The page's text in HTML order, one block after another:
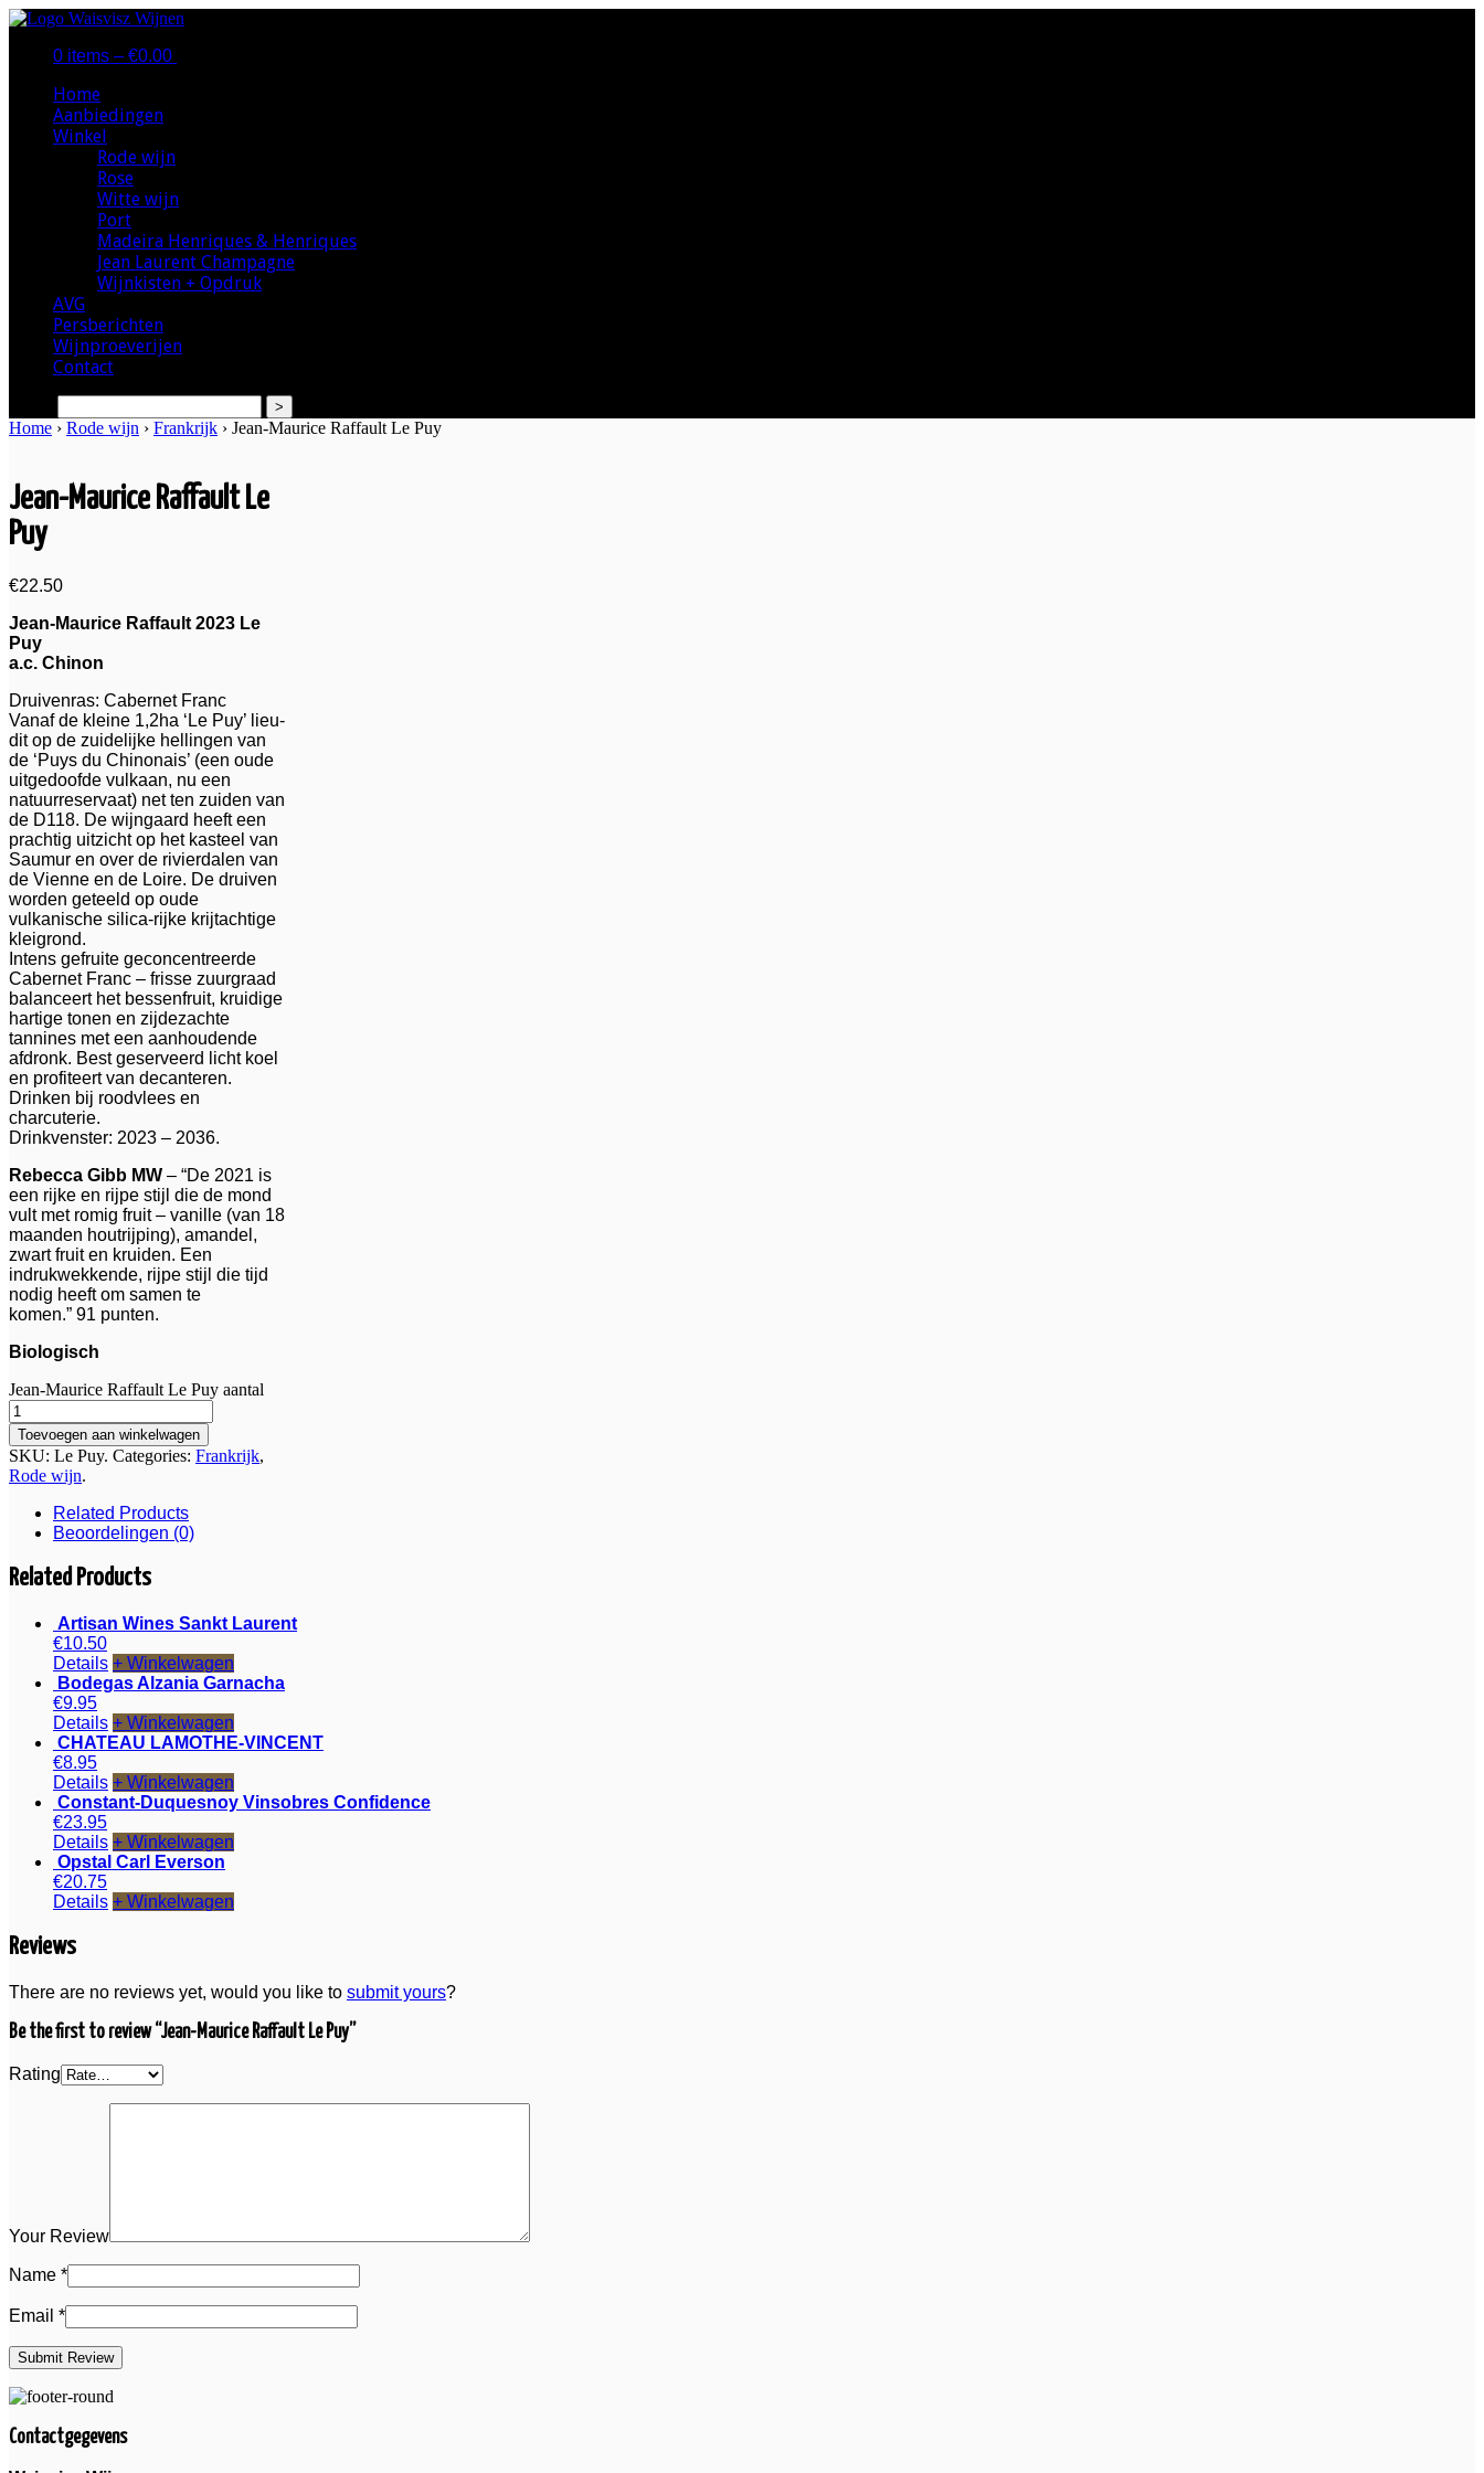
0 items – €0.00
Home
Aanbiedingen
Winkel
Rode wijn
Rose
Witte wijn
Port
Madeira Henriques & Henriques
Jean Laurent Champagne
Wijnkisten + Opdruk
AVG
Persberichten
Wijnproeverijen
Contact
Home › Rode wijn › Frankrijk › Jean-Maurice Raffault Le Puy
Jean-Maurice Raffault Le
Puy
€22.50
Jean-Maurice Raffault 2023 Le
Puy
a.c. Chinon
Druivenras: Cabernet Franc
Vanaf de kleine 1,2ha ‘Le Puy’ lieu-
dit op de zuidelijke hellingen van
de ‘Puys du Chinonais’ (een oude
uitgedoofde vulkaan, nu een
natuurreservaat) net ten zuiden van
de D118. De wijngaard heeft een
prachtig uitzicht op het kasteel van
Saumur en over de rivierdalen van
de Vienne en de Loire. De druiven
worden geteeld op oude
vulkanische silica-rijke krijtachtige
kleigrond.
Intens gefruite geconcentreerde
Cabernet Franc – frisse zuurgraad
balanceert het bessenfruit, kruidige
hartige tonen en zijdezachte
tannines met een aanhoudende
afdronk. Best geserveerd licht koel
en profiteert van decanteren.
Drinken bij roodvlees en
charcuterie.
Drinkvenster: 2023 – 2036.
Rebecca Gibb MW – “De 2021 is
een rijke en rijpe stijl die de mond
vult met romig fruit – vanille (van 18
maanden houtrijping), amandel,
zwart fruit en kruiden. Een
indrukwekkende, rijpe stijl die tijd
nodig heeft om samen te
komen.” 91 punten.
Biologisch
Jean-Maurice Raffault Le Puy aantal
Toevoegen aan winkelwagen
SKU: Le Puy. Categories: Frankrijk,
Rode wijn.
Related Products
Beoordelingen (0)
Related Products
Artisan Wines Sankt Laurent
€10.50
Details + Winkelwagen
Bodegas Alzania Garnacha
€9.95
Details + Winkelwagen
CHATEAU LAMOTHE-VINCENT
€8.95
Details + Winkelwagen
Constant-Duquesnoy Vinsobres Confidence
€23.95
Details + Winkelwagen
Opstal Carl Everson
€20.75
Details + Winkelwagen
Reviews
There are no reviews yet, would you like to submit yours?
Be the first to review “Jean-Maurice Raffault Le Puy”
Rating
Your Review
Name *
Email *
Contactgegevens